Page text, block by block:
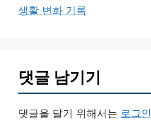
생활 변화 기록
댓글 남기기
댓글을 달기 위해서는 로그인